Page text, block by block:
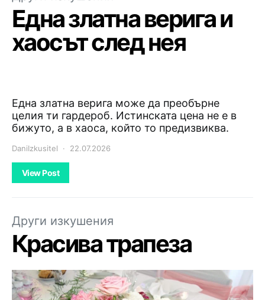
Една златна верига и
хаосът след нея
Една златна верига може да преобърне
целия ти гардероб. Истинската цена не е в
бижуто, а в хаоса, който то предизвиква.
DaniIzkusitel 22.07.2026
View Post
Други изкушения
Красива трапеза